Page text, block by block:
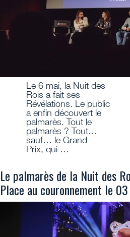
Le 6 mai, la Nuit des
Rois a fait ses
Révélations. Le public
a enfin découvert le
palmarès. Tout le
palmarès ? Tout…
sauf… le Grand
Prix, qui …
Le palmarès de la Nuit des
Place au couronnement le